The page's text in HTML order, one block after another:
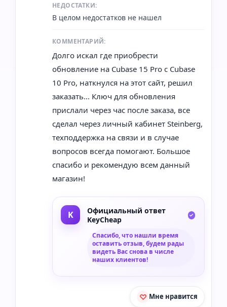
НЕДОСТАТКИ:
В целом недостатков не нашел
КОММЕНТАРИЙ:
Долго искал где приобрести
обновление на Cubase 15 Pro с Cubase
10 Pro, наткнулся на этот сайт, решил
заказать... Ключ для обновления
прислали через час после заказа, все
сделал через личный кабинет Steinberg,
техподдержка на связи и в случае
вопросов всегда помогают. Большое
спасибо и рекомендую всем данный
магазин!
Официальный ответ
KeyCheap
Спасибо, что нашли время
оставить отзыв, будем рады
видеть Вас снова в числе
наших клиентов!
Мне нравится